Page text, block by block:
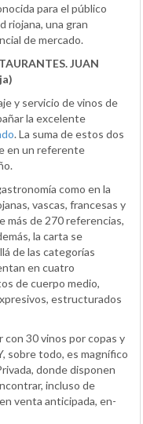
para el público
riojana, una gran
de mercado.
JUAN
y servicio de vinos de
la excelente
. La suma de estos dos
en un referente
como en la
vascas, francesas y
más de 270 referencias,
la carta se
de las categorías
en cuatro
de cuerpo medio,
estructurados
con 30 vinos por copas y
sobre todo, es magnífico
donde disponen
incluso de
venta anticipada, en-